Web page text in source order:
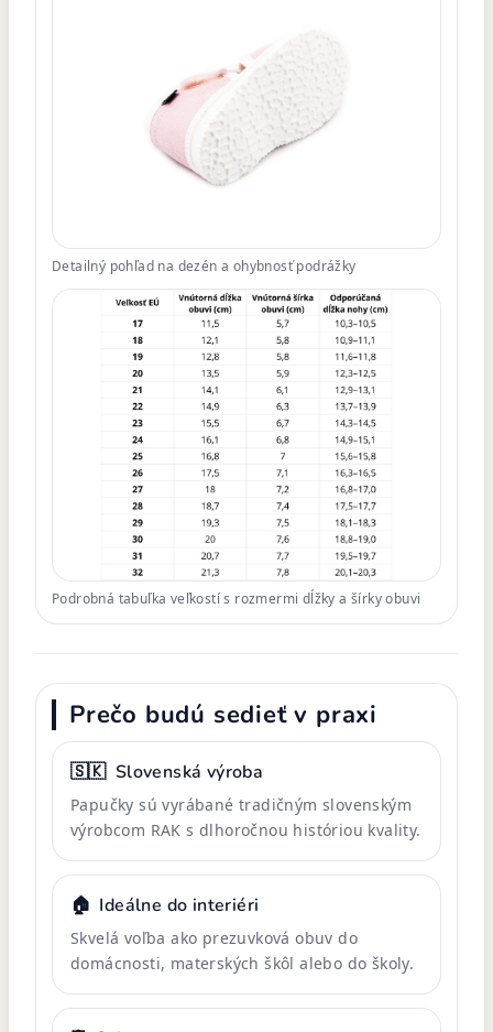
Detailný pohľad na dezén a ohybnosť podrážky
Podrobná tabuľka veľkostí s rozmermi dĺžky a šírky obuvi
Prečo budú sedieť v praxi
🇸🇰 Slovenská výroba
Papučky sú vyrábané tradičným slovenským
výrobcom RAK s dlhoročnou históriou kvality.
🏠 Ideálne do interiéri
Skvelá voľba ako prezuvková obuv do
domácnosti, materských škôl alebo do školy.